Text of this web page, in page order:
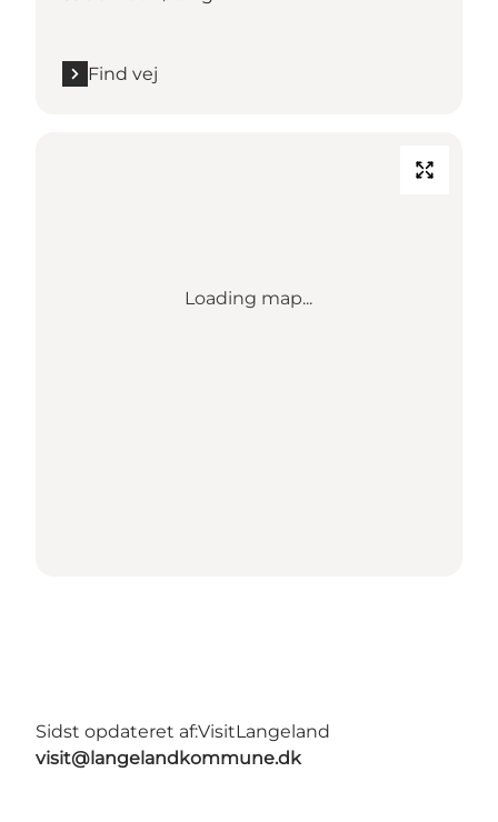
Find vej
Loading map...
Sidst opdateret af:VisitLangeland
visit@langelandkommune.dk